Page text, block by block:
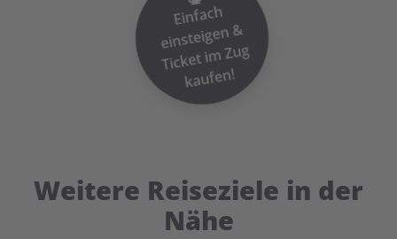
Einfach
einsteigen
&
Ticket i
m Zug
kaufen!
Weitere Reiseziele in der
Nähe